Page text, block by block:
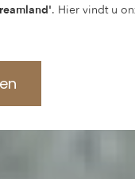
. Hier vindt u